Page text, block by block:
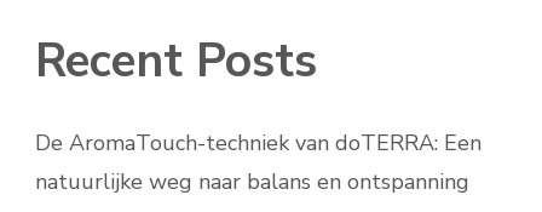
Recent Posts
De AromaTouch-techniek van doTERRA: Een
natuurlijke weg naar balans en ontspanning